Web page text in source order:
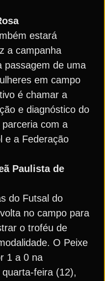
estará
a campanha
passagem de uma
em campo
é chamar a
e diagnóstico do
com a
e a Federação
Paulista de
do Futsal do
no campo para
o troféu de
O Peixe
1 a 0 na
feira (12),